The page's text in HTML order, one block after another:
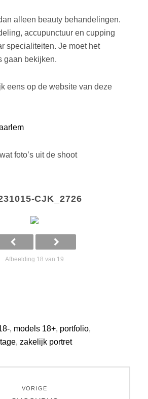
alleen beauty behandelingen.
accupunctuur en cupping
specialiteiten. Je moet het
gaan bekijken.
eens op de website van deze
foto’s uit de shoot
CJK_2726
Afbeelding 18 van 19
, models 18+, portfolio,
, zakelijk portret
VORIGE